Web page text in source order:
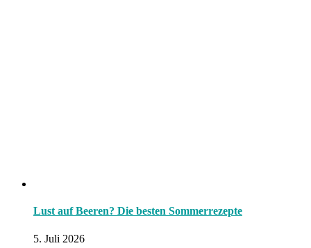
Lust auf Beeren? Die besten Sommerrezepte
5. Juli 2026